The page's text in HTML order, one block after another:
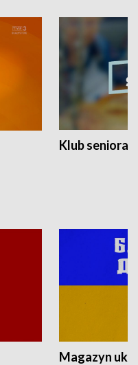
Klub seniora
Magazyn